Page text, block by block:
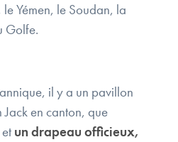
Yémen, le Soudan, la
Golfe.
il y a un pavillon
en canton, que
un drapeau officieux,